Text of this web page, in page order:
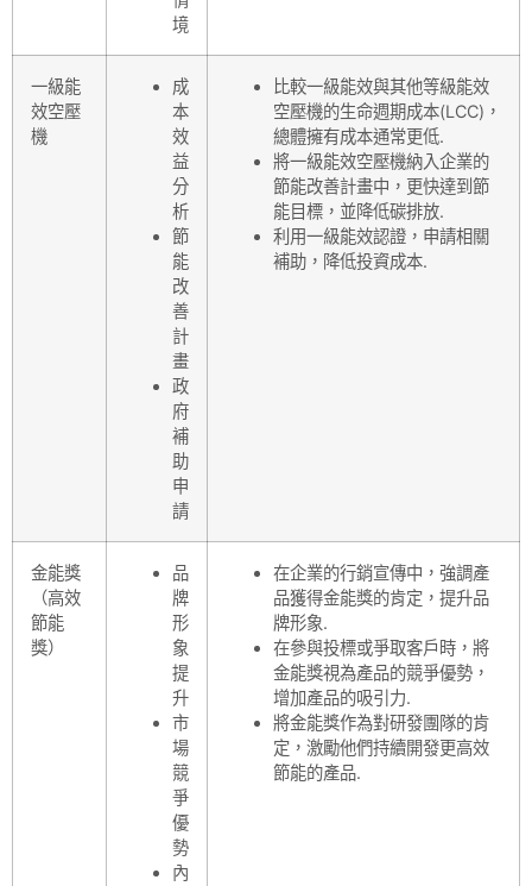
境
一級能
效空壓
機
成
本
效
益
分
析
節
能
改
善
計
畫
政
府
補
助
申
請
比較一級能效與其他等級能效
空壓機的生命週期成本(LCC)，
總體擁有成本通常更低.
將一級能效空壓機納入企業的
節能改善計畫中，更快達到節
能目標，並降低碳排放.
利用一級能效認證，申請相關
補助，降低投資成本.
金能獎
（高效
節能
獎）
品
牌
形
象
提
升
市
場
競
爭
優
勢
內
在企業的行銷宣傳中，強調產
品獲得金能獎的肯定，提升品
牌形象.
在參與投標或爭取客戶時，將
金能獎視為產品的競爭優勢，
增加產品的吸引力.
將金能獎作為對研發團隊的肯
定，激勵他們持續開發更高效
節能的產品.